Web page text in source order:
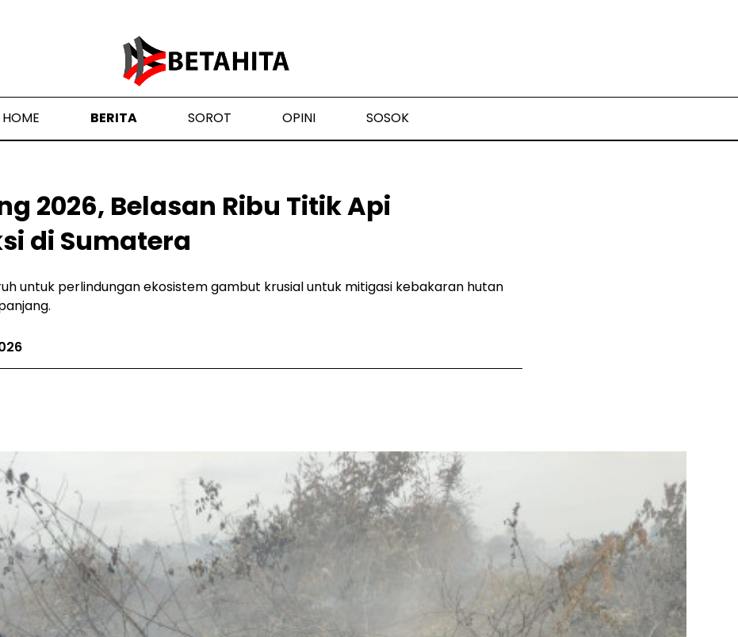
HOME BERITA SOROT OPINI SOSOK
2026, Belasan Ribu Titik Api
di Sumatera
untuk perlindungan ekosistem gambut krusial untuk mitigasi kebakaran hutan